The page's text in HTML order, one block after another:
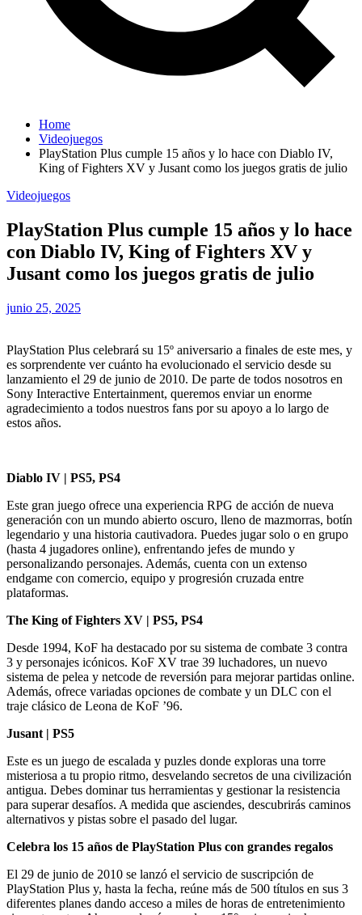
Home
Videojuegos
PlayStation Plus cumple 15 años y lo hace con Diablo IV,
King of Fighters XV y Jusant como los juegos gratis de julio
Videojuegos
PlayStation Plus cumple 15 años y lo hace
con Diablo IV, King of Fighters XV y
Jusant como los juegos gratis de julio
junio 25, 2025
PlayStation Plus celebrará su 15º aniversario a finales de este mes, y
es sorprendente ver cuánto ha evolucionado el servicio desde su
lanzamiento el 29 de junio de 2010. De parte de todos nosotros en
Sony Interactive Entertainment, queremos enviar un enorme
agradecimiento a todos nuestros fans por su apoyo a lo largo de
estos años.
Diablo IV | PS5, PS4
Este gran juego ofrece una experiencia RPG de acción de nueva
generación con un mundo abierto oscuro, lleno de mazmorras, botín
legendario y una historia cautivadora. Puedes jugar solo o en grupo
(hasta 4 jugadores online), enfrentando jefes de mundo y
personalizando personajes. Además, cuenta con un extenso
endgame con comercio, equipo y progresión cruzada entre
plataformas.
The King of Fighters XV | PS5, PS4
Desde 1994, KoF ha destacado por su sistema de combate 3 contra
3 y personajes icónicos. KoF XV trae 39 luchadores, un nuevo
sistema de pelea y netcode de reversión para mejorar partidas online.
Además, ofrece variadas opciones de combate y un DLC con el
traje clásico de Leona de KoF ’96.
Jusant | PS5
Este es un juego de escalada y puzles donde exploras una torre
misteriosa a tu propio ritmo, desvelando secretos de una civilización
antigua. Debes dominar tus herramientas y gestionar la resistencia
para superar desafíos. A medida que asciendes, descubrirás caminos
alternativos y pistas sobre el pasado del lugar.
Celebra los 15 años de PlayStation Plus con grandes regalos
El 29 de junio de 2010 se lanzó el servicio de suscripción de
PlayStation Plus y, hasta la fecha, reúne más de 500 títulos en sus 3
diferentes planes dando acceso a miles de horas de entretenimiento